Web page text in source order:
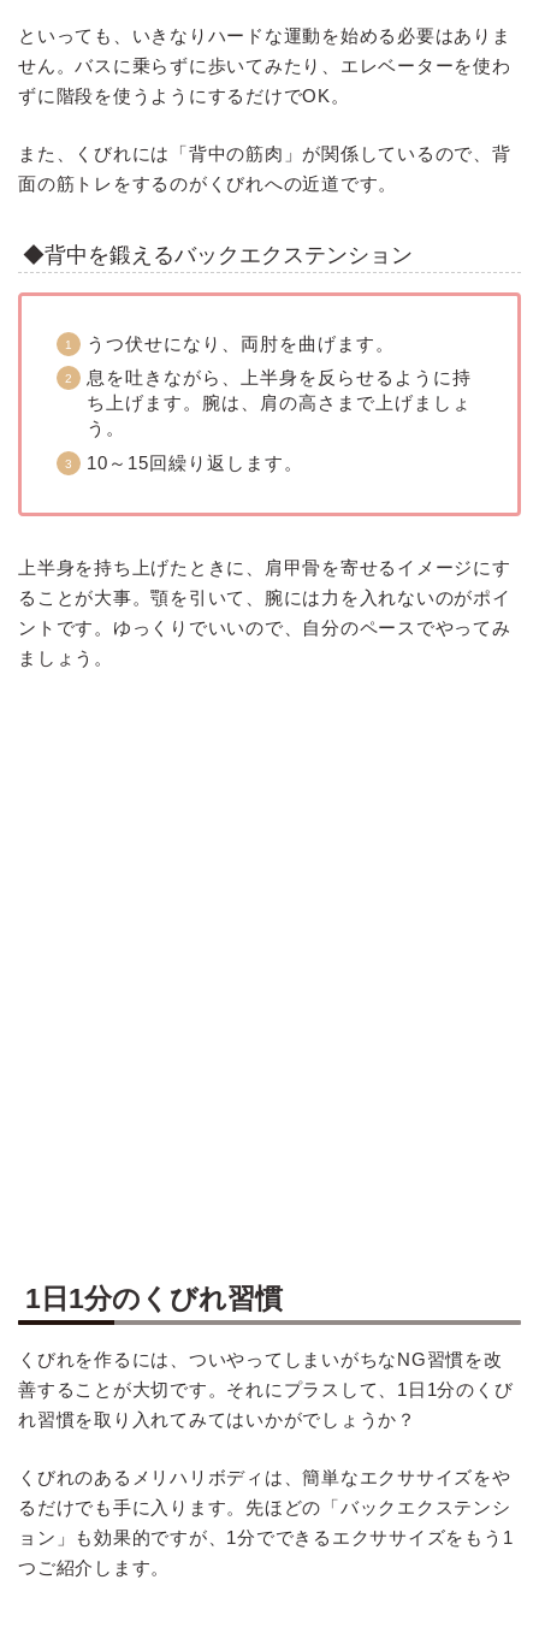
といっても、いきなりハードな運動を始める必要はありま
せん。バスに乗らずに歩いてみたり、エレベーターを使わ
ずに階段を使うようにするだけでOK。
また、くびれには「背中の筋肉」が関係しているので、背
面の筋トレをするのがくびれへの近道です。
◆背中を鍛えるバックエクステンション
うつ伏せになり、両肘を曲げます。
息を吐きながら、上半身を反らせるように持
ち上げます。腕は、肩の高さまで上げましょ
う。
10～15回繰り返します。
上半身を持ち上げたときに、肩甲骨を寄せるイメージにす
ることが大事。顎を引いて、腕には力を入れないのがポイ
ントです。ゆっくりでいいので、自分のペースでやってみ
ましょう。
1日1分のくびれ習慣
くびれを作るには、ついやってしまいがちなNG習慣を改
善することが大切です。それにプラスして、1日1分のくび
れ習慣を取り入れてみてはいかがでしょうか？
くびれのあるメリハリボディは、簡単なエクササイズをや
るだけでも手に入ります。先ほどの「バックエクステンシ
ョン」も効果的ですが、1分でできるエクササイズをもう1
つご紹介します。